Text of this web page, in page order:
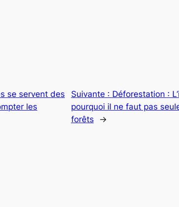
se servent des
les
Suivante : Déforestation :
pourquoi il ne faut pas
forêts
→